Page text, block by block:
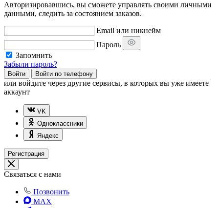
Авторизировавшись, вы сможете управлять своими личными
данными, следить за состоянием заказов.
Email или никнейм
Пароль
Запомнить
Забыли пароль?
Войти Войти по телефону
или войдите через другие сервисы, в которых вы уже имеете
аккаунт
VK
Одноклассники
Яндекс
Регистрация
Связаться с нами
Позвонить
MAX